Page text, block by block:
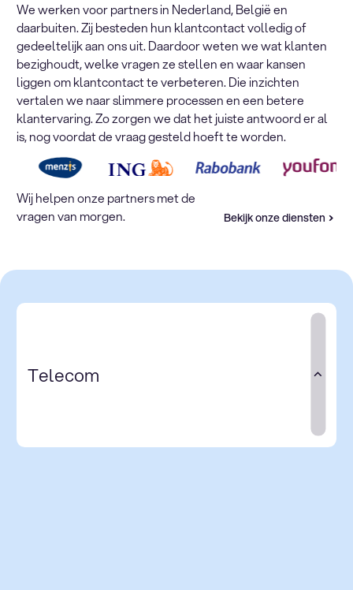
We werken voor partners in Nederland, België en
daarbuiten. Zij besteden hun klantcontact volledig of
gedeeltelijk aan ons uit. Daardoor weten we wat klanten
bezighoudt, welke vragen ze stellen en waar kansen
liggen om klantcontact te verbeteren. Die inzichten
vertalen we naar slimmere processen en een betere
klantervaring. Zo zorgen we dat het juiste antwoord er al
is, nog voordat de vraag gesteld hoeft te worden.
Wij helpen onze partners met de
vragen van morgen.
Bekijk onze diensten
Telecom